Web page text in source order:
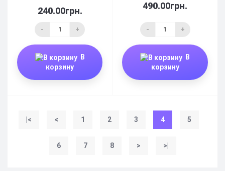
240.00грн.
- +
В
корзину
490.00грн.
- +
В
корзину
|< < 1 2 3 4 5
6 7 8 > >|